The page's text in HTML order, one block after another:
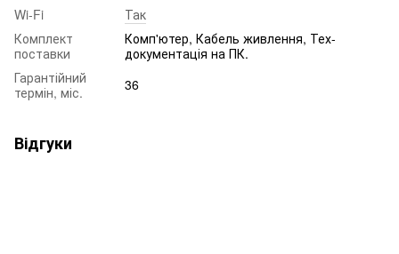
Wi-Fi
Так
Комплект
поставки
Комп'ютер, Кабель живлення, Тех-
документація на ПК.
Гарантійний
термін, міс.
36
Відгуки